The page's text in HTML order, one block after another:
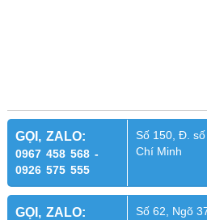
GỌI, ZALO:
0967 458 568 -
0926 575 555
Số 150, Đ.
Chí Minh
GỌI, ZALO:
Số 62, Ngõ